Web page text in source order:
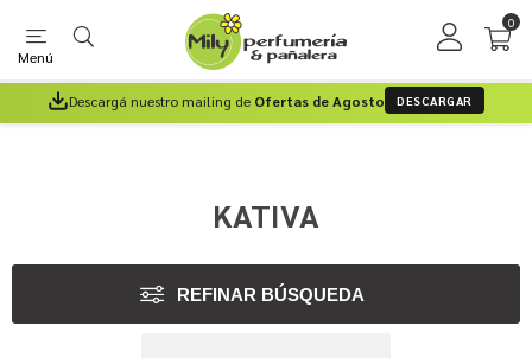
Menú
0
Descargá nuestro mailing de Ofertas de Agosto DESCARGAR
KATIVA
REFINAR BÚSQUEDA